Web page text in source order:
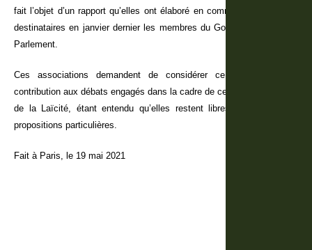
fait l’objet d’un rapport qu’elles ont élaboré en commun, dont ont été
destinataires en janvier dernier les membres du Gouvernement et du
Parlement.
Ces associations demandent de considérer ce rapport comme
contribution aux débats engagés dans la cadre de ces États Généraux
de la Laïcité, étant entendu qu’elles restent libres de porter leurs
propositions particulières.
Fait à Paris, le 19 mai 2021